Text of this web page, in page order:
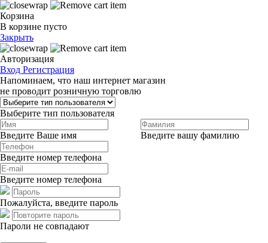
Корзина
В корзине пусто
Закрыть
Авторизация
Вход Регистрация
Напоминаем, что наш интернет магазин
не проводит розничную торговлю
Выберите тип пользователя
Введите Ваше имя Введите вашу фамилию
Введите номер телефона
Введите номер телефона
Пожалуйста, введите пароль
Пароли не совпадают